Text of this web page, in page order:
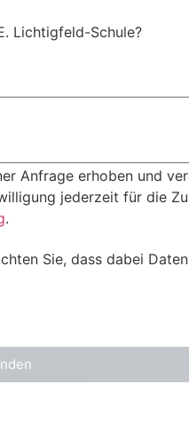
Lichtigfeld-Schule?
Anfrage erhoben und
jederzeit für die
.
Sie, dass dabei